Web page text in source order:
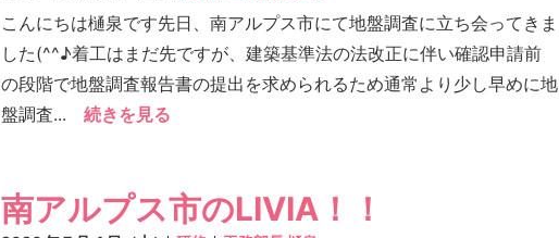
こんにちは樋泉です先日、南アルプス市にて地盤調査に立ち会ってきま
した(^^♪着工はまだ先ですが、建築基準法の法改正に伴い確認申請前
の段階で地盤調査報告書の提出を求められるため通常より少し早めに地
盤調査...
続きを見る
南アルプス市のLIVIA！！